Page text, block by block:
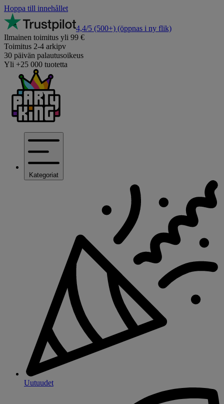
Hoppa till innehållet
4,4/5 (500+) (öppnas i ny flik)
Ilmainen toimitus yli 99 €
Toimitus 2-4 arkipv
30 päivän palautusoikeus
Yli +25 000 tuotetta
Kategoriat
Uutuudet